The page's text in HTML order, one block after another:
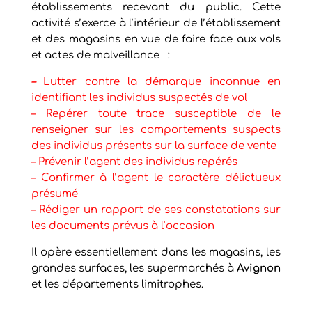
établissements recevant du public. Cette
activité s’exerce à l’intérieur de l’établissement
et des magasins en vue de faire face aux vols
et actes de malveillance :
– Lutter contre la démarque inconnue en
identifiant les individus suspectés de vol
– Repérer toute trace susceptible de le
renseigner sur les comportements suspects
des individus présents sur la surface de vente
– Prévenir l’agent des individus repérés
– Confirmer à l’agent le caractère délictueux
présumé
– Rédiger un rapport de ses constatations sur
les documents prévus à l’occasion
Il opère essentiellement dans les magasins, les
grandes surfaces, les supermarchés àAvignon
et les départements limitrophes.